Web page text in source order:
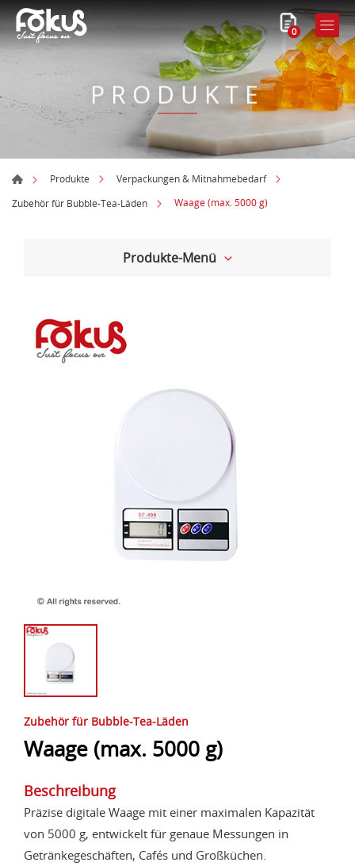
0
PRODUKTE
Produkte
Verpackungen & Mitnahmebedarf
Zubehör für Bubble-Tea-Läden
Waage (max. 5000 g)
Produkte-Menü
Zubehör für Bubble-Tea-Läden
Waage (max. 5000 g)
Beschreibung
Präzise digitale Waage mit einer maximalen Kapazität
von 5000 g, entwickelt für genaue Messungen in
Getränkegeschäften, Cafés und Großküchen.